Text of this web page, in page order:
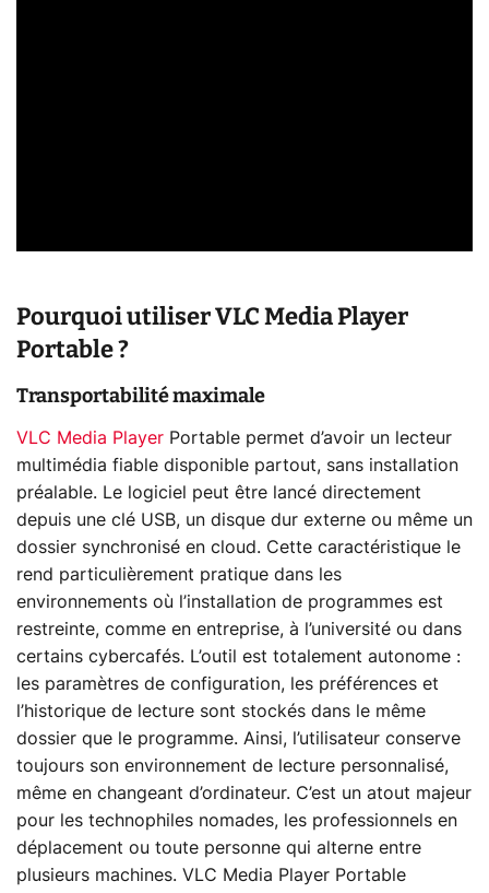
Pourquoi utiliser VLC Media Player
Portable ?
Transportabilité maximale
VLC Media Player Portable permet d’avoir un lecteur
multimédia fiable disponible partout, sans installation
préalable. Le logiciel peut être lancé directement
depuis une clé USB, un disque dur externe ou même un
dossier synchronisé en cloud. Cette caractéristique le
rend particulièrement pratique dans les
environnements où l’installation de programmes est
restreinte, comme en entreprise, à l’université ou dans
certains cybercafés. L’outil est totalement autonome :
les paramètres de configuration, les préférences et
l’historique de lecture sont stockés dans le même
dossier que le programme. Ainsi, l’utilisateur conserve
toujours son environnement de lecture personnalisé,
même en changeant d’ordinateur. C’est un atout majeur
pour les technophiles nomades, les professionnels en
déplacement ou toute personne qui alterne entre
plusieurs machines. VLC Media Player Portable